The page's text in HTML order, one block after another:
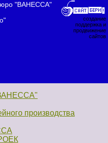
"ВАНЕССА"
создание
поддержка и
продвижение
сайтов
производства